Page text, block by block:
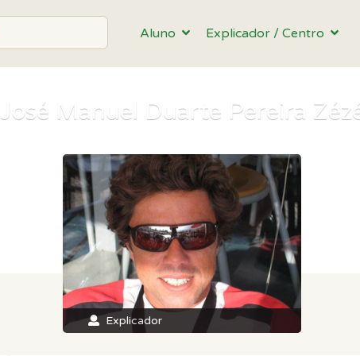
Aluno Explicador / Centro
José Manuel Duarte Pereira
Explicador